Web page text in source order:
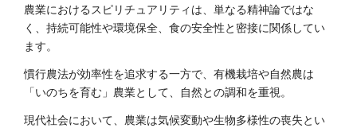
農業におけるスピリチュアリティは、単なる精神論ではな
く、持続可能性や環境保全、食の安全性と密接に関係してい
ます。
慣行農法が効率性を追求する一方で、有機栽培や自然農は
「いのちを育む」農業として、自然との調和を重視。
現代社会において、農業は気候変動や生物多様性の喪失とい